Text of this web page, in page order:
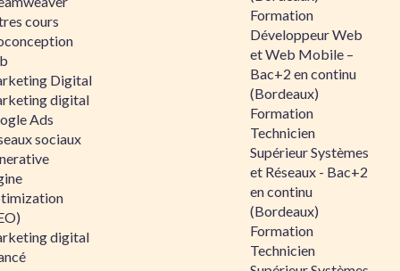
cours
Digital
digital
Ads
sociaux
digital
Formation
Développeur Web
et Web Mobile –
Bac+2 en continu
(Bordeaux)
Formation
Technicien
Supérieur Systèmes
et Réseaux - Bac+2
en continu
(Bordeaux)
Formation
Technicien